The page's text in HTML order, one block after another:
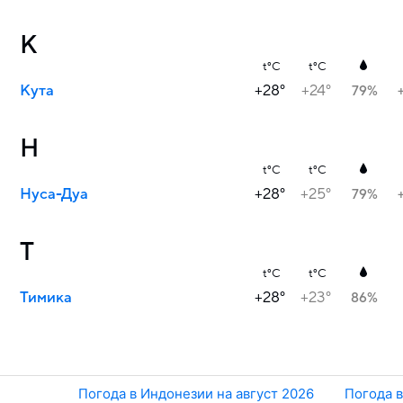
К
t°C t°C
Кута +28° +24° 79%
Н
t°C t°C
Нуса-Дуа +28° +25° 79%
Т
t°C t°C
Тимика +28° +23° 86%
Погода в Индонезии на август 2026 Погода